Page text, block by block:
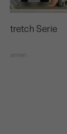
Stretch Serie
Lernen